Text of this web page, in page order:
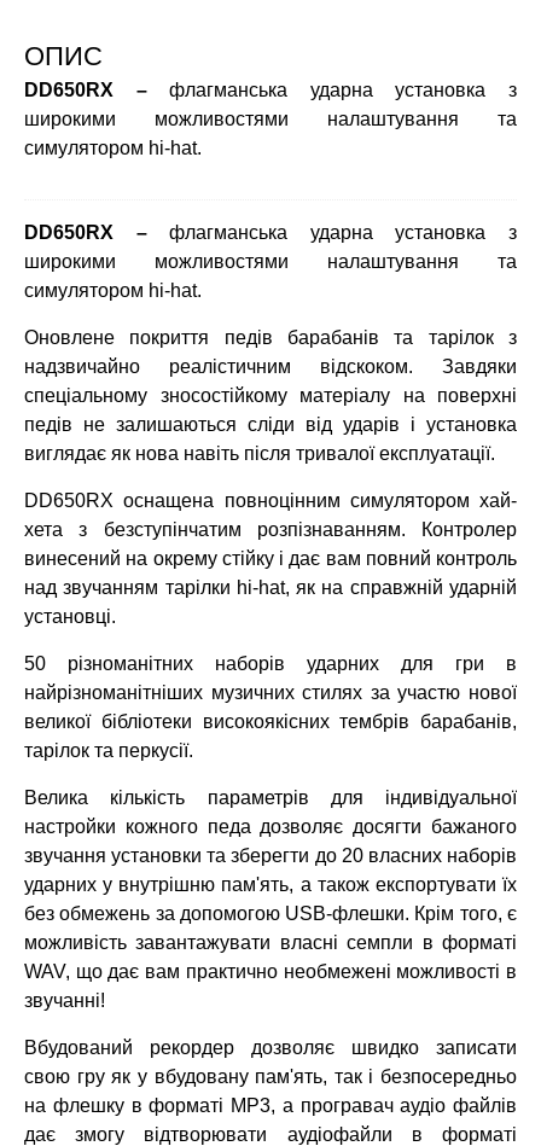
ОПИС
DD650RX –флагманська ударна установка з
широкими можливостями налаштування та
симулятором hi-hat.
DD650RX –флагманська ударна установка з
широкими можливостями налаштування та
симулятором hi-hat.
Оновлене покриття педів барабанів та тарілок з
надзвичайно реалістичним відскоком. Завдяки
спеціальному зносостійкому матеріалу на поверхні
педів не залишаються сліди від ударів і установка
виглядає як нова навіть після тривалої експлуатації.
DD650RX оснащена повноцінним симулятором хай-
хета з безступінчатим розпізнаванням. Контролер
винесений на окрему стійку і дає вам повний контроль
над звучанням тарілки hi-hat, як на справжній ударній
установці.
50 різноманітних наборів ударних для гри в
найрізноманітніших музичних стилях за участю нової
великої бібліотеки високоякісних тембрів барабанів,
тарілок та перкусії.
Велика кількість параметрів для індивідуальної
настройки кожного педа дозволяє досягти бажаного
звучання установки та зберегти до 20 власних наборів
ударних у внутрішню пам'ять, а також експортувати їх
без обмежень за допомогою USB-флешки. Крім того, є
можливість завантажувати власні семпли в форматі
WAV, що дає вам практично необмежені можливості в
звучанні!
Вбудований рекордер дозволяє швидко записати
свою гру як у вбудовану пам'ять, так і безпосередньо
на флешку в форматі MP3, а програвач аудіо файлів
дає змогу відтворювати аудіофайли в форматі